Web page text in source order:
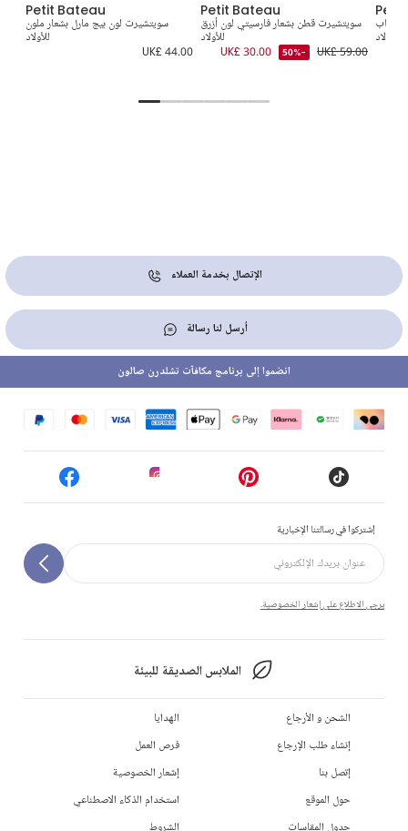
Petit Bateau
سويتشيرت لون بيج مارل بشعار ملون
للأولاد
UK£ 44.00
Petit Bateau
سويتشيرت قطن بشعار فارسيتي لون أزرق
للأولاد
UK£ 59.00
-50%
UK£ 30.00
بسحاب
الإتصال بخدمة العملاء
أرسل لنا رسالة
إشتركوا في رسالتنا الإخبارية
يرجى الاطلاع على إشعار الخصوصية.
الملابس الصديقة للبيئة
انضموا إلى برنامج مكافآت تشلدرن صالون
الشحن و الأرجاع
إنشاء طلب الإرجاع
إتصل بنا
حول الموقع
جدول المقاسات
الهدايا
فرص العمل
إشعار الخصوصية
استخدام الذكاء الاصطناعي
الشروط